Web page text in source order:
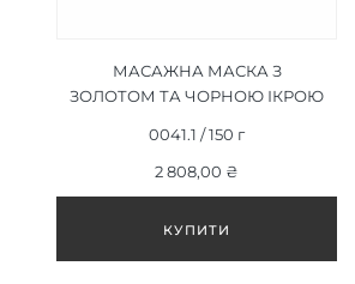
МАСАЖНА МАСКА З
ЗОЛОТОМ ТА ЧОРНОЮ ІКРОЮ
MASSAGE MASK 150 Г
0041.1 / 150 г
2 808,00 ₴